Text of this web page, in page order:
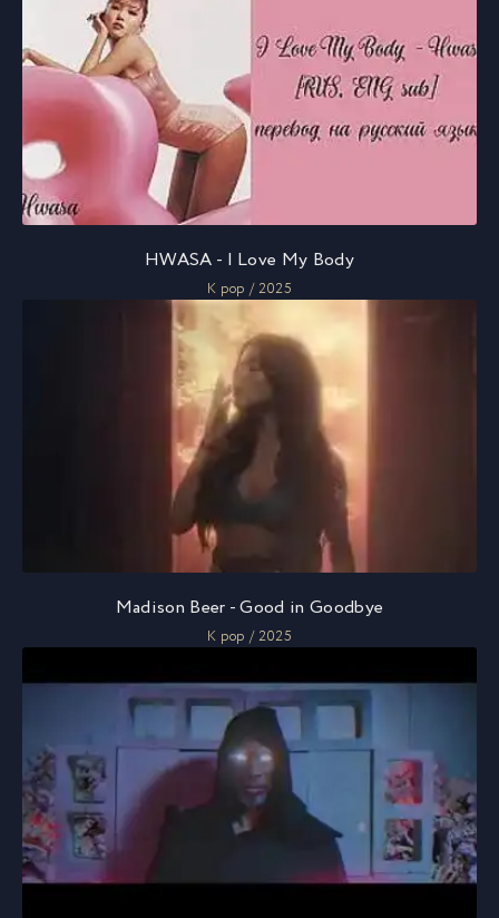
HWASA - I Love My Body
K pop / 2025
Madison Beer - Good in Goodbye
K pop / 2025